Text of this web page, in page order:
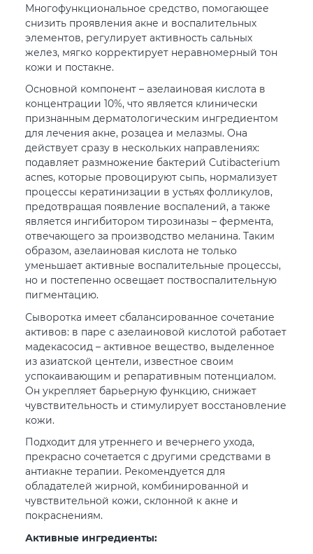
Многофункциональное средство, помогающее
снизить проявления акне и воспалительных
элементов, регулирует активность сальных
желез, мягко корректирует неравномерный тон
кожи и постакне.
Основной компонент – азелаиновая кислота в
концентрации 10%, что является клинически
признанным дерматологическим ингредиентом
для лечения акне, розацеа и мелазмы. Она
действует сразу в нескольких направлениях:
подавляет размножение бактерий Cutibacterium
acnes, которые провоцируют сыпь, нормализует
процессы кератинизации в устьях фолликулов,
предотвращая появление воспалений, а также
является ингибитором тирозиназы – фермента,
отвечающего за производство меланина. Таким
образом, азелаиновая кислота не только
уменьшает активные воспалительные процессы,
но и постепенно освещает поствоспалительную
пигментацию.
Сыворотка имеет сбалансированное сочетание
активов: в паре с азелаиновой кислотой работает
мадекасосид – активное вещество, выделенное
из азиатской центели, известное своим
успокаивающим и репаративным потенциалом.
Он укрепляет барьерную функцию, снижает
чувствительность и стимулирует восстановление
кожи.
Подходит для утреннего и вечернего ухода,
прекрасно сочетается с другими средствами в
антиакне терапии. Рекомендуется для
обладателей жирной, комбинированной и
чувствительной кожи, склонной к акне и
покраснениям.
Активные ингредиенты: